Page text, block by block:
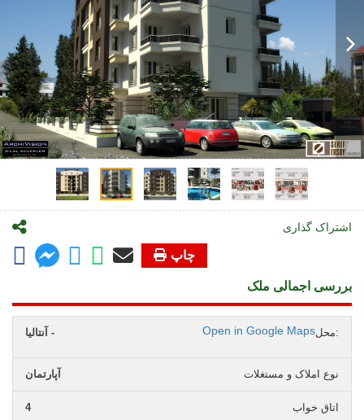
اشتراک گذاری
چاپ
بررسی اجمالی ملک
محل: آنتالیا - Open in Google Maps
نوع املاک و مستغلات آپارتمان
اتاق خواب 4